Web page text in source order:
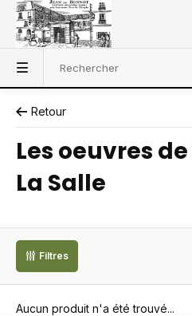
Retour
Les oeuvres
La Salle
Filtres
Aucun produit n'a été trouvé...